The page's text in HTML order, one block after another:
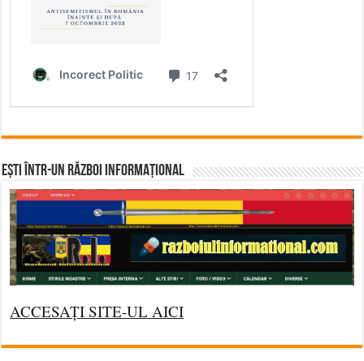
Ești într-un RĂZBOI INFORMAȚIONAL
ACCESAȚI SITE-UL AICI